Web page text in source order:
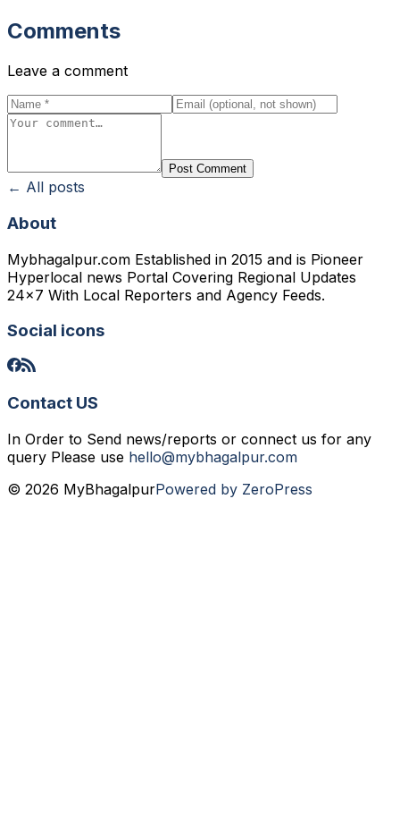
Comments
Leave a comment
Post Comment
← All posts
About
Mybhagalpur.com Established in 2015 and is Pioneer
Hyperlocal news Portal Covering Regional Updates
24x7 With Local Reporters and Agency Feeds.
Social icons
Contact US
In Order to Send news/reports or connect us for any
query Please use hello@mybhagalpur.com
© 2026 MyBhagalpurPowered by ZeroPress